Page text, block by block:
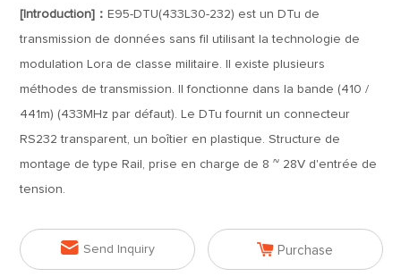
[Introduction]： E95-DTU(433L30-232) est un DTu de
transmission de données sans fil utilisant la technologie de
modulation Lora de classe militaire. Il existe plusieurs
méthodes de transmission. Il fonctionne dans la bande (410 /
441m) (433MHz par défaut). Le DTu fournit un connecteur
RS232 transparent, un boîtier en plastique. Structure de
montage de type Rail, prise en charge de 8 ~ 28V d'entrée de
tension.
 Send Inquiry  Purchase